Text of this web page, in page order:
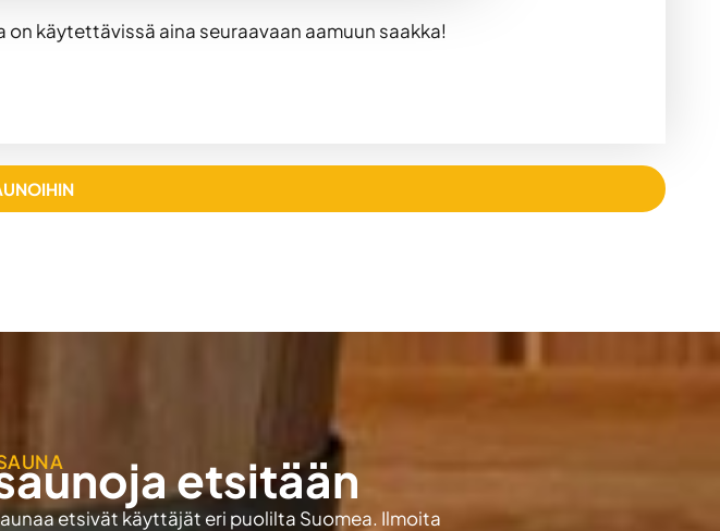
käytettävissä aina seuraavaan aamuun saakka!
etsitään
etsivät käyttäjät eri puolilta Suomea. Ilmoita